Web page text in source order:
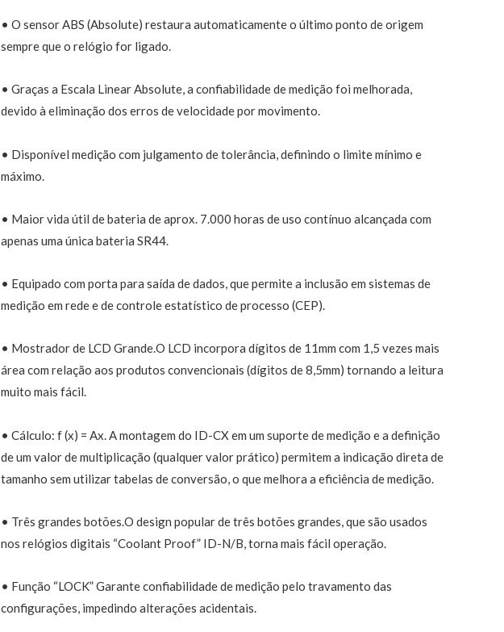
• O sensor ABS (Absolute) restaura automaticamente o último ponto de origem
sempre que o relógio for ligado.
• Graças a Escala Linear Absolute, a confiabilidade de medição foi melhorada,
devido à eliminação dos erros de velocidade por movimento.
• Disponível medição com julgamento de tolerância, definindo o limite mínimo e
máximo.
• Maior vida útil de bateria de aprox. 7.000 horas de uso contínuo alcançada com
apenas uma única bateria SR44.
• Equipado com porta para saída de dados, que permite a inclusão em sistemas de
medição em rede e de controle estatístico de processo (CEP).
• Mostrador de LCD Grande.O LCD incorpora dígitos de 11mm com 1,5 vezes mais
área com relação aos produtos convencionais (dígitos de 8,5mm) tornando a leitura
muito mais fácil.
• Cálculo: f (x) = Ax. A montagem do ID-CX em um suporte de medição e a definição
de um valor de multiplicação (qualquer valor prático) permitem a indicação direta de
tamanho sem utilizar tabelas de conversão, o que melhora a eficiência de medição.
• Três grandes botões.O design popular de três botões grandes, que são usados
nos relógios digitais “Coolant Proof” ID-N/B, torna mais fácil operação.
• Função “LOCK” Garante confiabilidade de medição pelo travamento das
configurações, impedindo alterações acidentais.